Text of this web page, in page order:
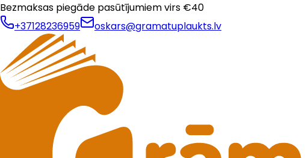
Bezmaksas piegāde pasūtījumiem virs €40
+37128236959
oskars@gramatuplaukts.lv